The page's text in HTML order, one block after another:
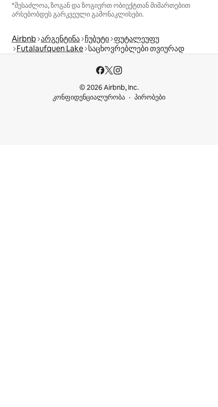
*შესაძლოა, ზოგან და ზოგიერთ ობიექტთან მიმართებით
არსებობდეს გარკვეული გამონაკლისები.
Airbnb არგენტინა ჩუბუტი ფუტალეუფუ
Futalaufquen Lake საცხოვრებლები თვიურად
© 2026 Airbnb, Inc.
კონფიდენციალურობა
პირობები